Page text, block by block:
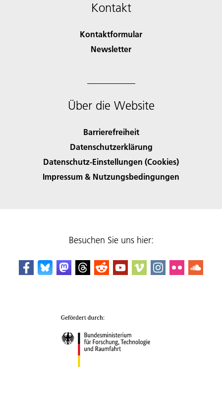
Kontakt
Kontaktformular
Newsletter
Über die Website
Barrierefreiheit
Datenschutzerklärung
Datenschutz-Einstellungen (Cookies)
Impressum & Nutzungsbedingungen
Besuchen Sie uns hier: